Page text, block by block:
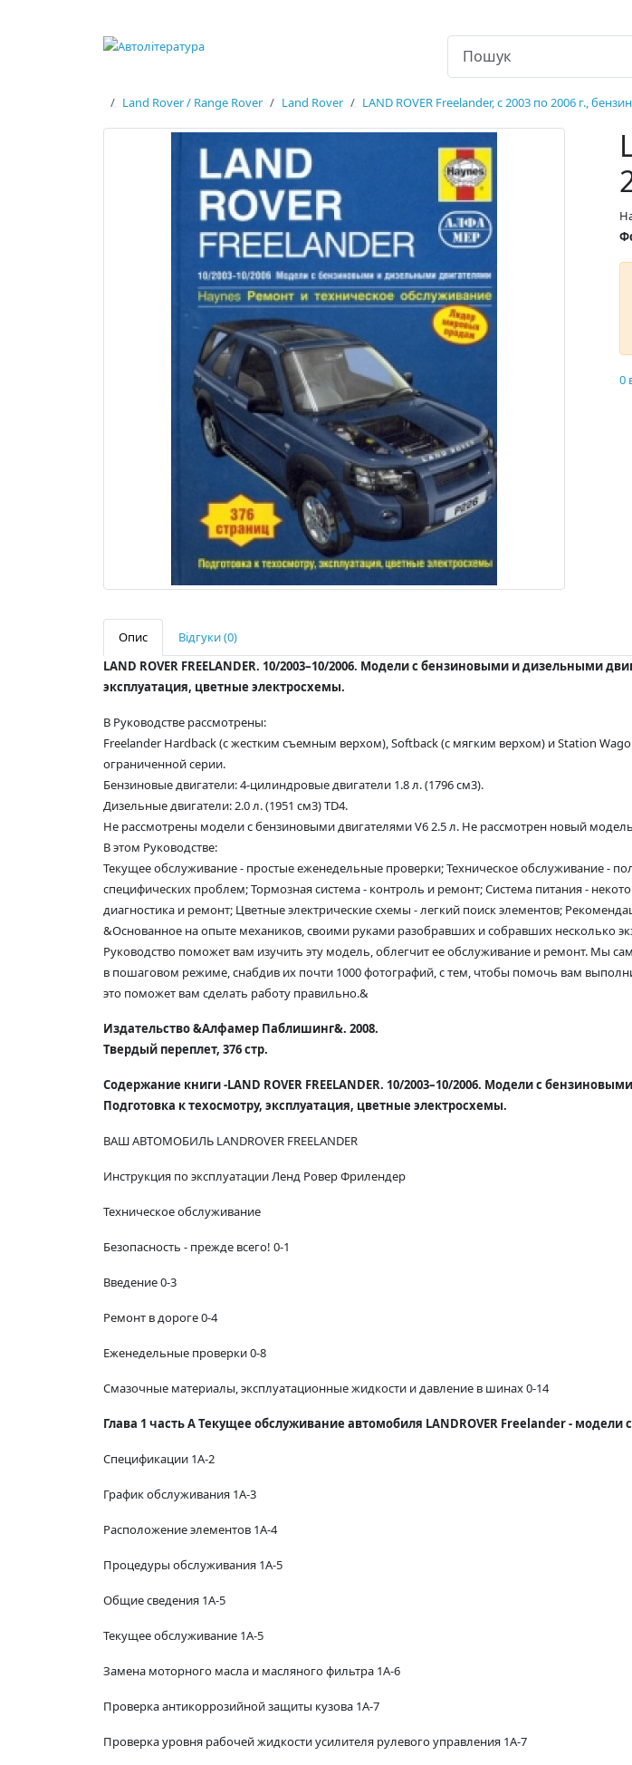
Land Rover / Range Rover Land Rover LAND ROVER Freelander, с 2003 по 2006 г.,
0
Опис
Відгуки (0)
LAND ROVER FREELANDER. 10/2003–10/2006. Модели с бензиновыми и дизельными
эксплуатация, цветные электросхемы.
В Руководстве рассмотрены:
Freelander Hardback (с жестким съемным верхом), Softback (с мягким верхом) и Station
ограниченной серии.
Бензиновые двигатели: 4-цилиндровые двигатели 1.8 л. (1796 см3).
Дизельные двигатели: 2.0 л. (1951 см3) TD4.
Не рассмотрены модели с бензиновыми двигателями V6 2.5 л. Не рассмотрен новый
В этом Руководстве:
Текущее обслуживание - простые еженедельные проверки; Техническое обслуживание -
специфических проблем; Тормозная система - контроль и ремонт; Система питания -
диагностика и ремонт; Цветные электрические схемы - легкий поиск элементов;
&Основанное на опыте механиков, своими руками разобравших и собравших несколько
Руководство поможет вам изучить эту модель, облегчит ее обслуживание и ремонт. Мы
в пошаговом режиме, снабдив их почти 1000 фотографий, с тем, чтобы помочь вам
это поможет вам сделать работу правильно.&
Издательство &Алфамер Паблишинг&. 2008.
Твердый переплет, 376 стр.
Содержание книги -LAND ROVER FREELANDER. 10/2003–10/2006. Модели с
Подготовка к техосмотру, эксплуатация, цветные электросхемы.
ВАШ АВТОМОБИЛЬ LANDROVER FREELANDER
Инструкция по эксплуатации Ленд Ровер Фрилендер
Техническое обслуживание
Безопасность - прежде всего! 0-1
Введение 0-3
Ремонт в дороге 0-4
Еженедельные проверки 0-8
Смазочные материалы, эксплуатационные жидкости и давление в шинах 0-14
Глава 1 часть А Текущее обслуживание автомобиля LANDROVER Freelander -
Спецификации 1А-2
График обслуживания 1А-3
Расположение элементов 1А-4
Процедуры обслуживания 1А-5
Общие сведения 1А-5
Текущее обслуживание 1А-5
Замена моторного масла и масляного фильтра 1А-6
Проверка антикоррозийной защиты кузова 1А-7
Проверка уровня рабочей жидкости усилителя рулевого управления 1А-7